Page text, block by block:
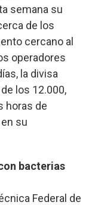
semana su
de los
cercano al
operadores
la divisa
los 12.000,
horas de
su
bacterias
Federal de